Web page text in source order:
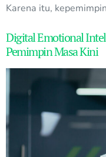
Karena itu,
Digital Emotional
Pemimpin Masa Kini